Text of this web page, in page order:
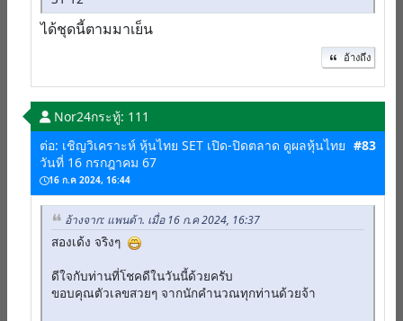
ได้ชุดนี้ตามมาเย็น
อ้างถึง
Nor24กระทู้: 111
ต่อ: เชิญวิเคราะห์ หุ้นไทย SET เปิด-ปิดตลาด ดูผลหุ้นไทย
วันที่ 16 กรกฎาคม 67
16 ก.ค 2024, 16:44
#83
อ้างจาก: แพนด้า. เมื่อ 16 ก.ค 2024, 16:37
สองเด้ง จริงๆ
ดีใจกับท่านที่โชคดีในวันนี้ด้วยครับ
ขอบคุณตัวเลขสวยๆ จากนักคำนวณทุกท่านด้วยจ้า